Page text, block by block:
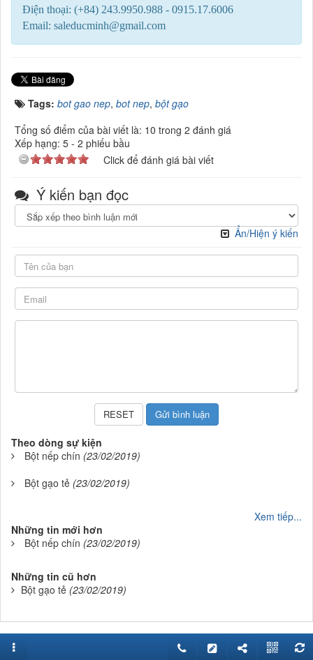
Điện thoại: (+84) 243.9950.988 - 0915.17.6006
Email: saleducminh@gmail.com
Tags: bot gao nep, bot nep, bột gạo
Tổng số điểm của bài viết là: 10 trong 2 đánh giá
Xếp hạng: 5 - 2 phiếu bầu
Click để đánh giá bài viết
Ý kiến bạn đọc
Ẩn/Hiện ý kiến
Theo dòng sự kiện
Bột nếp chín (23/02/2019)
Bột gạo tẻ (23/02/2019)
Xem tiếp...
Những tin mới hơn
Bột nếp chín (23/02/2019)
Những tin cũ hơn
Bột gạo tẻ (23/02/2019)